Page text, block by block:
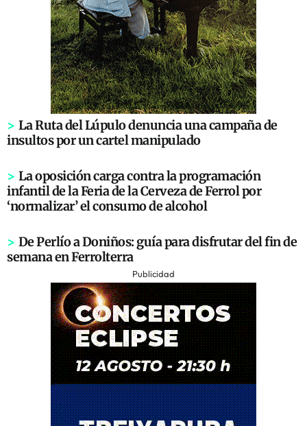
> La Ruta del Lúpulo denuncia una campaña de
insultos por un cartel manipulado
> La oposición carga contra la programación
infantil de la Feria de la Cerveza de Ferrol por
‘normalizar’ el consumo de alcohol
> De Perlío a Doniños: guía para disfrutar del fin de
semana en Ferrolterra
Publicidad